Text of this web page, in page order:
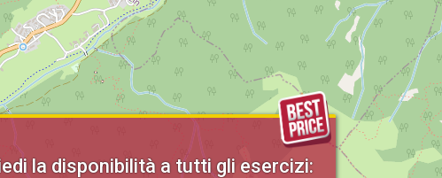
la disponibilità a tutti gli esercizi: